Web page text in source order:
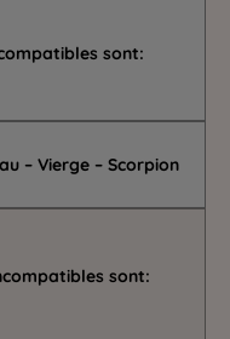
sont:
– Vierge – Scorpion
sont: